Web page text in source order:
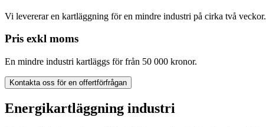
Vi levererar en kartläggning för en mindre industri på cirka två veckor.
Pris exkl moms
En mindre industri kartläggs för från 50 000 kronor.
Kontakta oss för en offertförfrågan
Energikartläggning industri